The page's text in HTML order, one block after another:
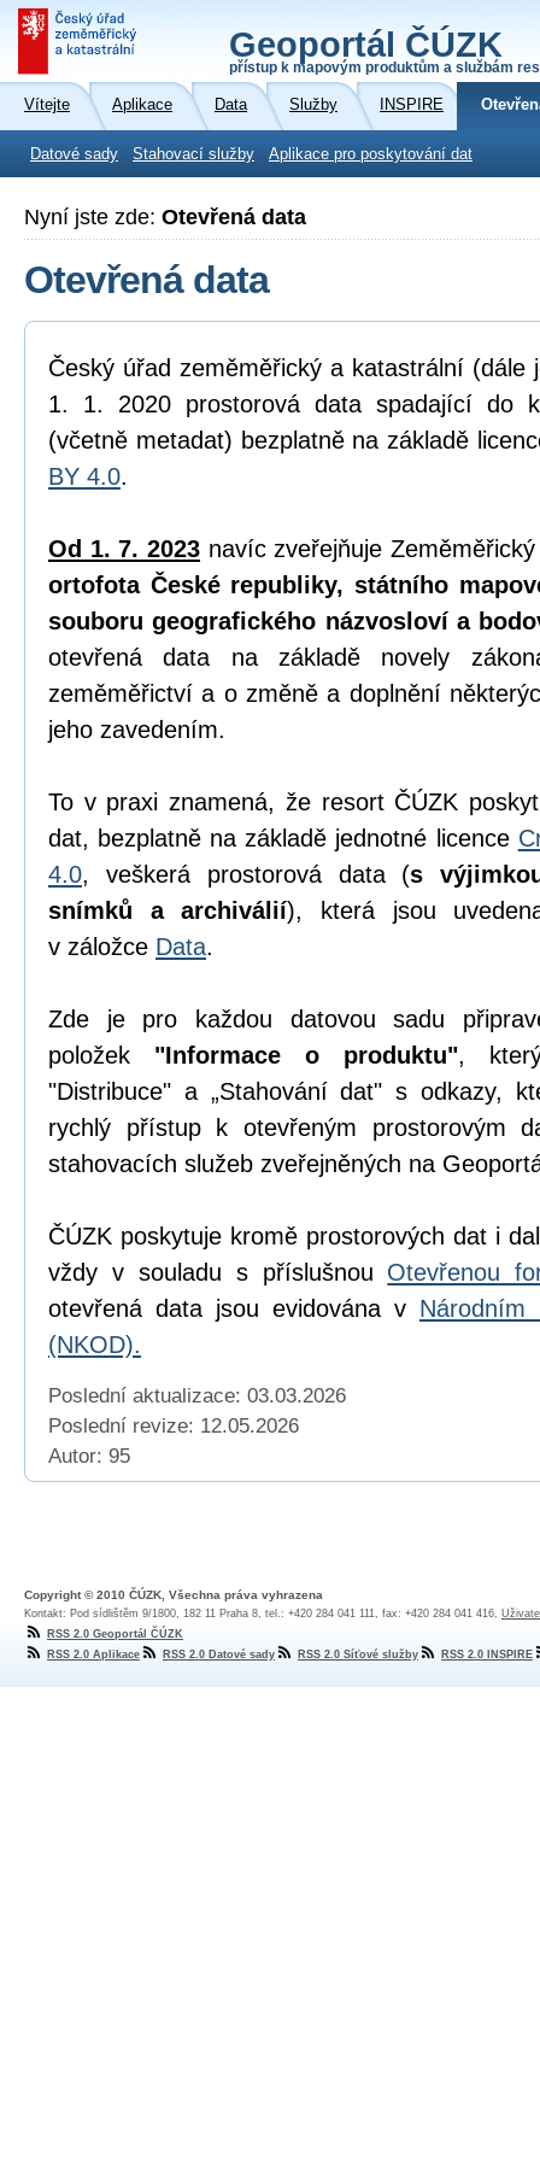
Geoportál ČÚZK
přístup k mapovým produktům a službám
Vítejte Aplikace Data Služby INSPIRE
Datové sady Stahovací služby Aplikace pro poskytování dat
Nyní jste zde: Otevřená data
Otevřená data
Český úřad zeměměřický a katastrální (dále
1. 1. 2020 prostorová data spadající do
(včetně metadat) bezplatně na základě
BY 4.0.
Od 1. 7. 2023 navíc zveřejňuje
ortofota České republiky, státního
souboru geografického názvosloví a
otevřená data na základě novely
zeměměřictví a o změně a doplnění
jeho zavedením.
To v praxi znamená, že resort ČÚZK
dat, bezplatně na základě jednotné licence
4.0, veškerá prostorová data (s
snímků a archiválií), která jsou
v záložce Data.
Zde je pro každou datovou sadu
položek "Informace o produktu",
"Distribuce" a „Stahování dat" s odkazy,
rychlý přístup k otevřeným prostorovým
stahovacích služeb zveřejněných na
ČÚZK poskytuje kromě prostorových dat i
vždy v souladu s příslušnou Otevřenou
otevřená data jsou evidována v Národním
(NKOD).
Poslední aktualizace: 03.03.2026
Poslední revize: 12.05.2026
Autor: 95
Copyright © 2010 ČÚZK, Všechna práva vyhrazena
Kontakt: Pod sídlištěm 9/1800, 182 11 Praha 8, tel.: +420 284 041 111, fax: +420 284 041 416,
RSS 2.0 Geoportál ČÚZK
RSS 2.0 Aplikace
RSS 2.0 Datové sady RSS 2.0 Síťové služby RSS 2.0 INSPIRE